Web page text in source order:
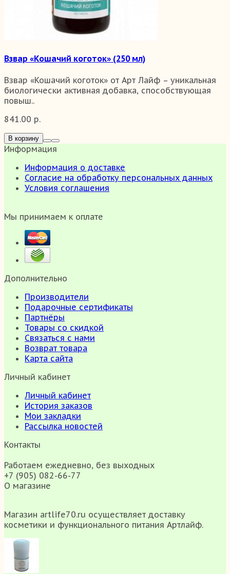
Взвар «Кошачий коготок» (250 мл)
Взвар «Кошачий коготок» от Арт Лайф – уникальная
биологически активная добавка, способствующая
повыш..
841.00 р.
В корзину
Информация
Информация о доставке
Согласие на обработку персональных данных
Условия соглашения
Мы принимаем к оплате
Дополнительно
Производители
Подарочные сертификаты
Партнёры
Товары со скидкой
Связаться с нами
Возврат товара
Карта сайта
Личный кабинет
Личный кабинет
История заказов
Мои закладки
Рассылка новостей
Контакты
Работаем ежедневно, без выходных
+7 (905) 082-66-77
О магазине
Магазин artlife70.ru осуществляет доставку
косметики и функционального питания Артлайф.